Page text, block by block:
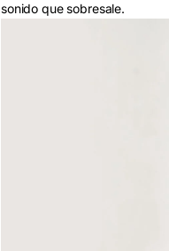
sonido que sobresale.